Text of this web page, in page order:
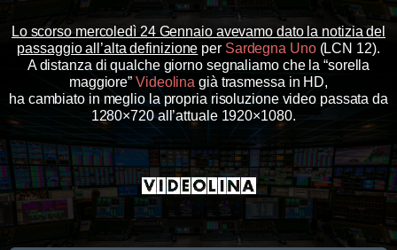
Lo scorso mercoledì 24 Gennaio avevamo dato la notizia del
passaggio all’alta definizione per Sardegna Uno (LCN 12).
A distanza di qualche giorno segnaliamo che la “sorella
maggiore” Videolina già trasmessa in HD,
ha cambiato in meglio la propria risoluzione video passata da
1280×720 all’attuale 1920×1080.